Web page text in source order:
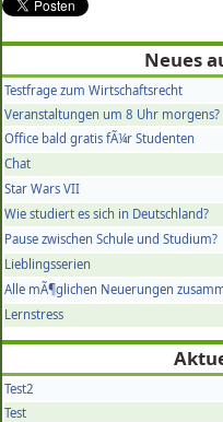
Neues
Testfrage zum Wirtschaftsrecht
Veranstaltungen um 8 Uhr morgens?
Office bald gratis fÃ¼r Studenten
Chat
Star Wars VII
Wie studiert es sich in Deutschland?
Pause zwischen Schule und Studium?
Lieblingsserien
Alle mÃ¶glichen Neuerungen
Lernstress
Test2
Test